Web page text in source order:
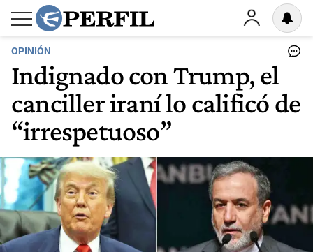
OPINIÓN
Indignado con Trump, el
canciller iraní lo calificó de
“irrespetuoso”